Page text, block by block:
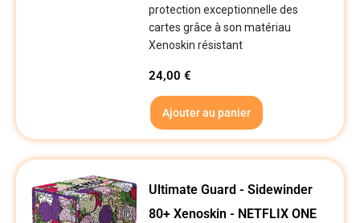
protection exceptionnelle des
cartes grâce à son matériau
Xenoskin résistant
24,00€
Ajouter au panier
Ultimate Guard - Sidewinder
80+ Xenoskin - NETFLIX ONE